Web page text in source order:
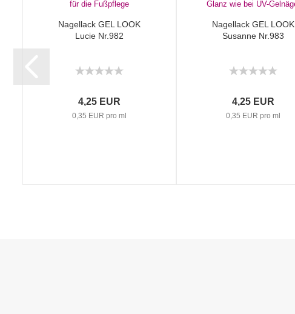
Nagellack GEL LOOK
Lucie Nr.982
4,25 EUR
0,35 EUR pro ml
Nagellack GEL LOOK
Susanne Nr.983
4,25 EUR
0,35 EUR pro ml